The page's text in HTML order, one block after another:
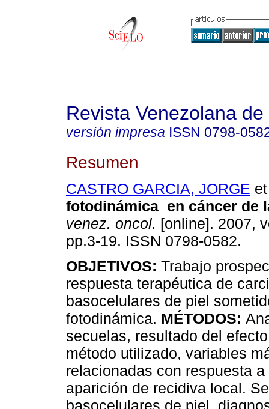
Revista Venezolana
versión impresa ISSN 0798-
Resumen
CASTRO GARCIA, JORGE
fotodinámica en cáncer de
venez. oncol. [online]. 2007,
pp.3-19. ISSN 0798-0582.
OBJETIVOS: Trabajo
respuesta terapéutica de
basocelulares de piel
fotodinámica. MÉTODOS:
secuelas, resultado del
método utilizado, variables
relacionadas con respuesta
aparición de recidiva local.
basocelulares de piel,